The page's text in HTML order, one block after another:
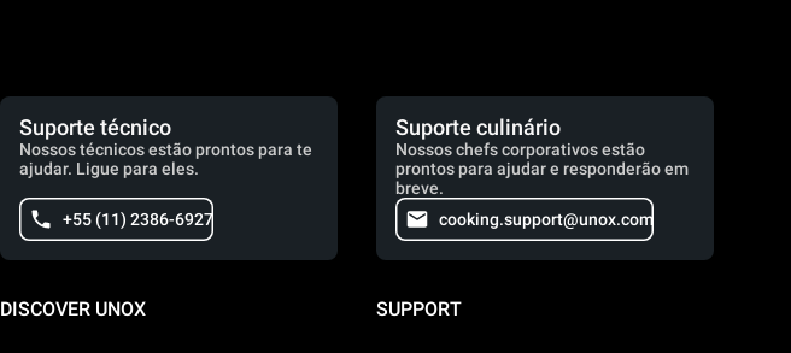
Suporte técnico
Nossos técnicos estão prontos para te
ajudar. Ligue para eles.
+55 (11) 2386-6927
Suporte culinário
Nossos chefs corporativos estão
prontos para ajudar e responderão em
breve.
cooking.support@unox.com
DISCOVER UNOX SUPPORT